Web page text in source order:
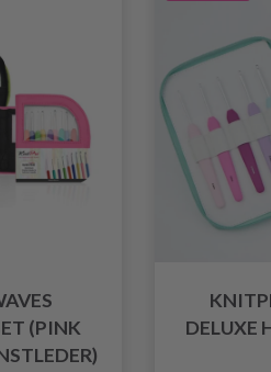
(PINK
DELUXE